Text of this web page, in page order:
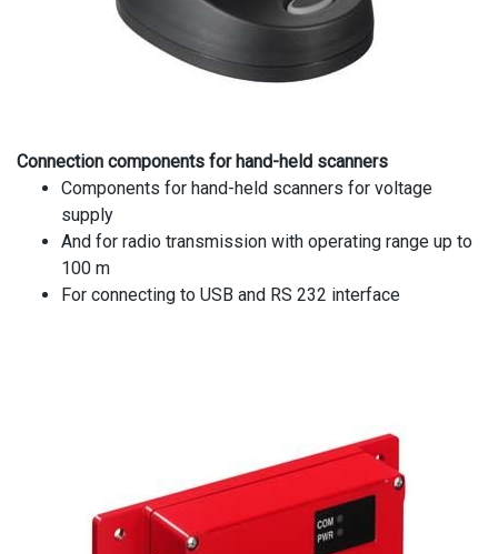
Connection components for hand-held scanners
Components for hand-held scanners for voltage
supply
And for radio transmission with operating range up to
100 m
For connecting to USB and RS 232 interface